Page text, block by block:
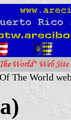
The World